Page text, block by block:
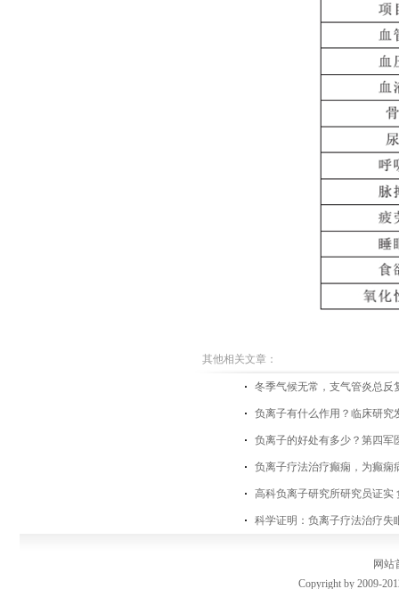
其他相关文章：
冬季气候无常，支气管炎总反
负离子有什么作用？临床研究
负离子的好处有多少？第四军
负离子疗法治疗癫痫，为癫痫
高科负离子研究所研究员证实
科学证明：负离子疗法治疗失
网站
Copyright by 2009-